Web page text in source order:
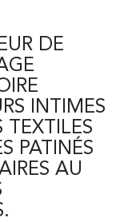
DE
INTIMES
TEXTILES
PATINÉS
AU